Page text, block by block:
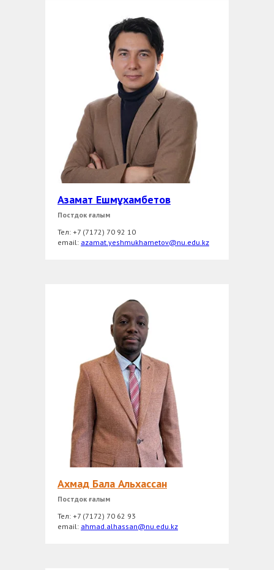
Aзамат Ешмұхамбетов
Постдок ғалым
Тел: +7 (7172) 70 92 10
еmail: azamat.yeshmukhametov@nu.edu.kz
Ахмад Бала Альхассан
Постдок ғалым
Тел: +7 (7172) 70 62 93
еmail: ahmad.alhassan@nu.edu.kz